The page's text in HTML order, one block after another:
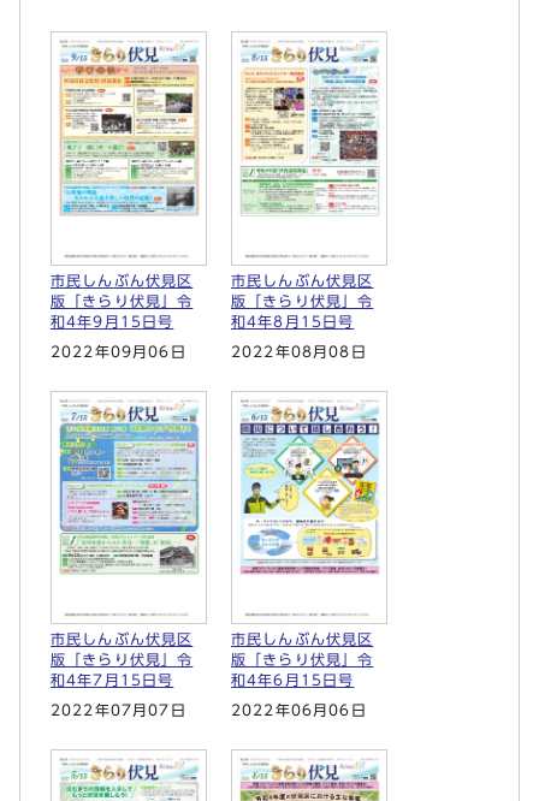
市民しんぶん伏見区
版「きらり伏見」令
和4年9月15日号
2022年09月06日
市民しんぶん伏見区
版「きらり伏見」令
和4年8月15日号
2022年08月08日
市民しんぶん伏見区
版「きらり伏見」令
和4年7月15日号
2022年07月07日
市民しんぶん伏見区
版「きらり伏見」令
和4年6月15日号
2022年06月06日